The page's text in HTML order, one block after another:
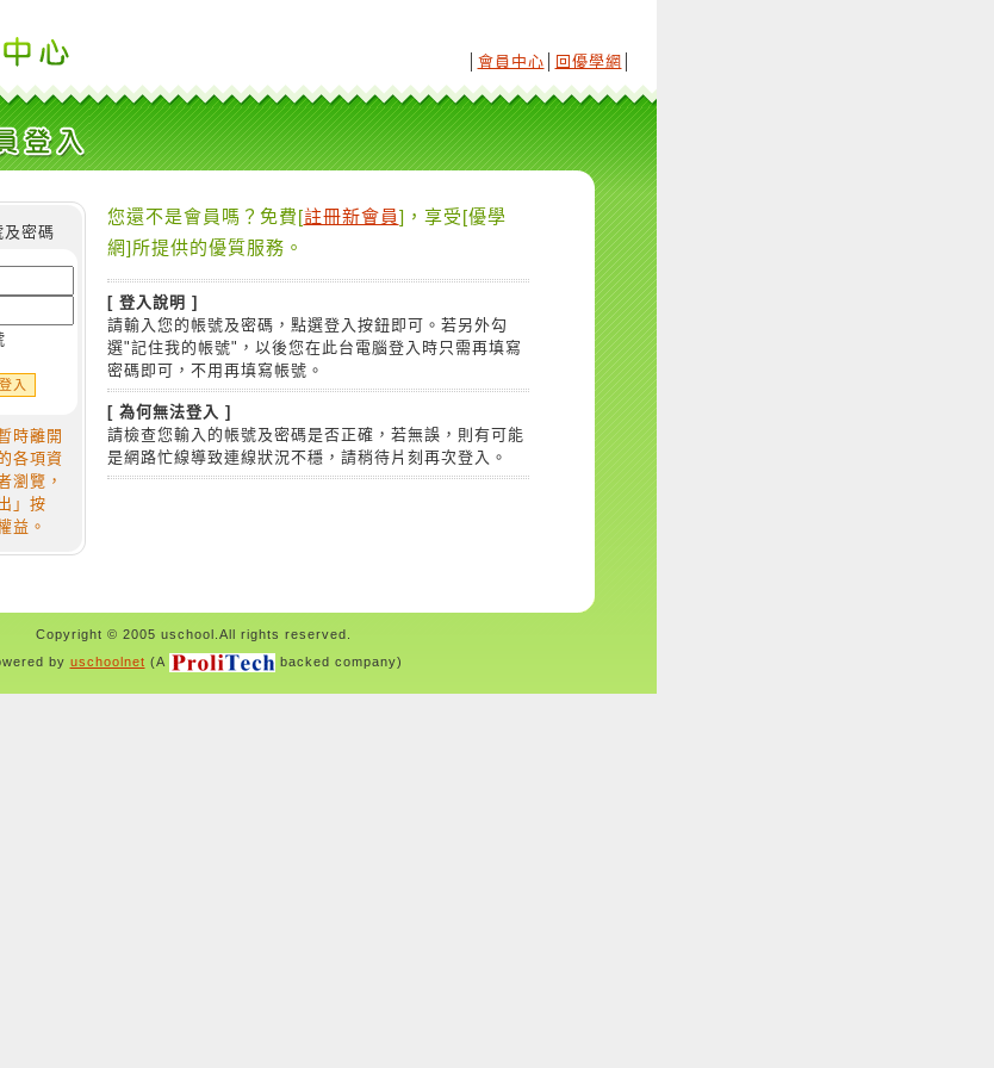
會員中心 回優學網
及密碼
時離開
各項資
瀏覽，
」按
益。
您還不是會員嗎？免費[註冊新會員]，享受[優學
網]所提供的優質服務。
[ 登入說明 ]
請輸入您的帳號及密碼，點選登入按鈕即可。若另外勾
選"記住我的帳號"，以後您在此台電腦登入時只需再填寫
密碼即可，不用再填寫帳號。
[ 為何無法登入 ]
請檢查您輸入的帳號及密碼是否正確，若無誤，則有可能
是網路忙線導致連線狀況不穩，請稍待片刻再次登入。
Copyright © 2005 uschool.All rights reserved.
by uschoolnet (A backed company)